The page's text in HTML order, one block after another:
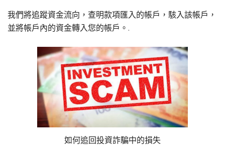
我們將追蹤資金流向，查明款項匯入的帳戶，駭入該帳戶，
並將帳戶內的資金轉入您的帳戶。.
如何追回投資詐騙中的損失